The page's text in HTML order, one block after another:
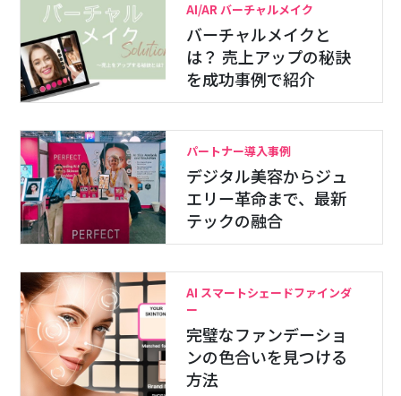
AI/AR バーチャルメイク
バーチャルメイクと
は？ 売上アップの秘訣
を成功事例で紹介
パートナー導入事例
デジタル美容からジュ
エリー革命まで、最新
テックの融合
AI スマートシェードファインダ
ー
完璧なファンデーショ
ンの色合いを見つける
方法